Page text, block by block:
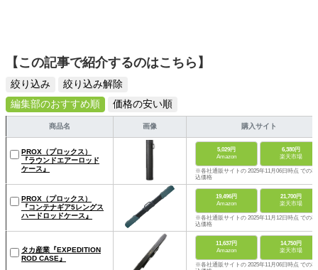
【この記事で紹介するのはこちら】
絞り込み
絞り込み解除
編集部のおすすめ順
価格の安い順
商品名 画像 購入サイト
PROX（プロックス）
『ラウンドエアーロッド
ケース』
5,029円
Amazon
6,380円
楽天市場
※各社通販サイトの 2025年11月06日時点 での税
込価格
PROX（プロックス）
『コンテナギア5レングス
ハードロッドケース』
19,496円
Amazon
21,700円
楽天市場
※各社通販サイトの 2025年11月12日時点 での税
込価格
タカ産業『EXPEDITION
ROD CASE』
11,637円
Amazon
14,750円
楽天市場
※各社通販サイトの 2025年11月06日時点 での税